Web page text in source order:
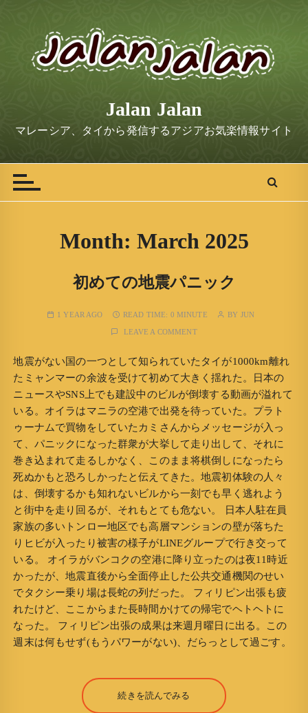
t
Jalan Jalan
マレーシア、タイから発信するアジアお気楽情報サイト
Month: March 2025
初めての地震パニック
1 YEAR AGO READ TIME: 0 MINUTE BY JUN
LEAVE A COMMENT
地震がない国の一つとして知られていたタイが1000km離れ
たミャンマーの余波を受けて初めて大きく揺れた。日本の
ニュースやSNS上でも建設中のビルが倒壊する動画が溢れて
いる。オイラはマニラの空港で出発を待っていた。プラト
ゥーナムで買物をしていたカミさんからメッセージが入っ
て、パニックになった群衆が大挙して走り出して、それに
巻き込まれて走るしかなく、このまま将棋倒しになったら
死ぬかもと恐ろしかったと伝えてきた。地震初体験の人々
は、倒壊するかも知れないビルから一刻でも早く逃れよう
と街中を走り回るが、それもとても危ない。 日本人駐在員
家族の多いトンロー地区でも高層マンションの壁が落ちた
りヒビが入ったり被害の様子がLINEグループで行き交って
いる。 オイラがバンコクの空港に降り立ったのは夜11時近
かったが、地震直後から全面停止した公共交通機関のせい
でタクシー乗り場は長蛇の列だった。 フィリピン出張も疲
れたけど、ここからまた長時間かけての帰宅でヘトヘトに
なった。 フィリピン出張の成果は来週月曜日に出る。この
週末は何もせず(もうパワーがない)、だらっとして過ごす。
続きを読んでみる